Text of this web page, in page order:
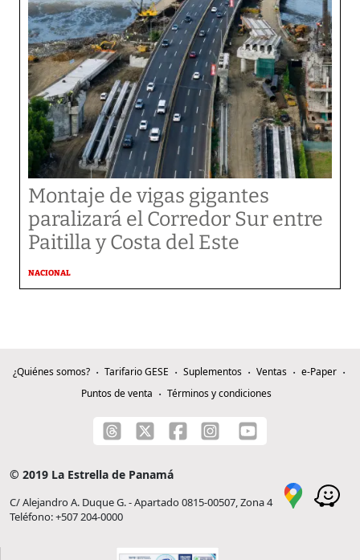
Montaje de vigas gigantes
paralizará el Corredor Sur entre
Paitilla y Costa del Este
NACIONAL
¿Quiénes somos? Tarifario GESE Suplementos Ventas
e-Paper
Puntos de venta
Términos y condiciones
© 2019 La Estrella de Panamá
C/ Alejandro A. Duque G. - Apartado 0815-00507, Zona 4
Teléfono: +507 204-0000